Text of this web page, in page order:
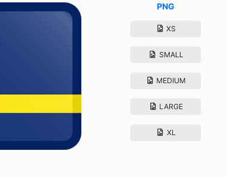
PNG
XS
SMALL
MEDIUM
LARGE
XL